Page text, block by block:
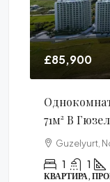
£85,900
71м² В
Guzelyurt,
1 1
КВАРТИРА,